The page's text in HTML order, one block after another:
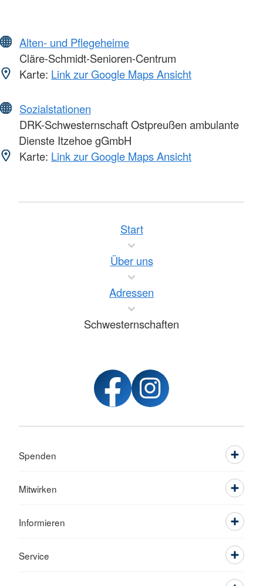
Alten- und Pflegeheime
Cläre-Schmidt-Senioren-Centrum
Karte: Link zur Google Maps Ansicht
Sozialstationen
DRK-Schwesternschaft Ostpreußen ambulante
Dienste Itzehoe gGmbH
Karte: Link zur Google Maps Ansicht
Start
Über uns
Adressen
Schwesternschaften
Spenden
Mitwirken
Informieren
Service